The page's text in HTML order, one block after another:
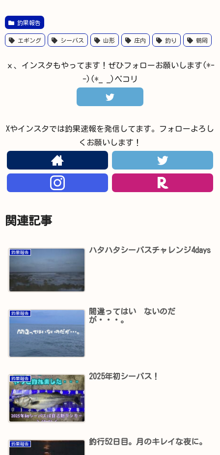
釣果報告
エギング シーバス 山形 庄内 釣り 鶴岡
ｘ、インスタもやってます！ぜひフォローお願いします(*-
-)(*_ _)ペコリ
Xやインスタでは釣果速報を発信してます。フォローよろし
くお願いします！
関連記事
釣果報告 ハタハタシーバスチャレンジ4days
釣果報告
間違ってはい ないのだ
が・・・。
釣果報告 2025年初シーバス！
釣果報告 釣行52日目。月のキレイな夜に。